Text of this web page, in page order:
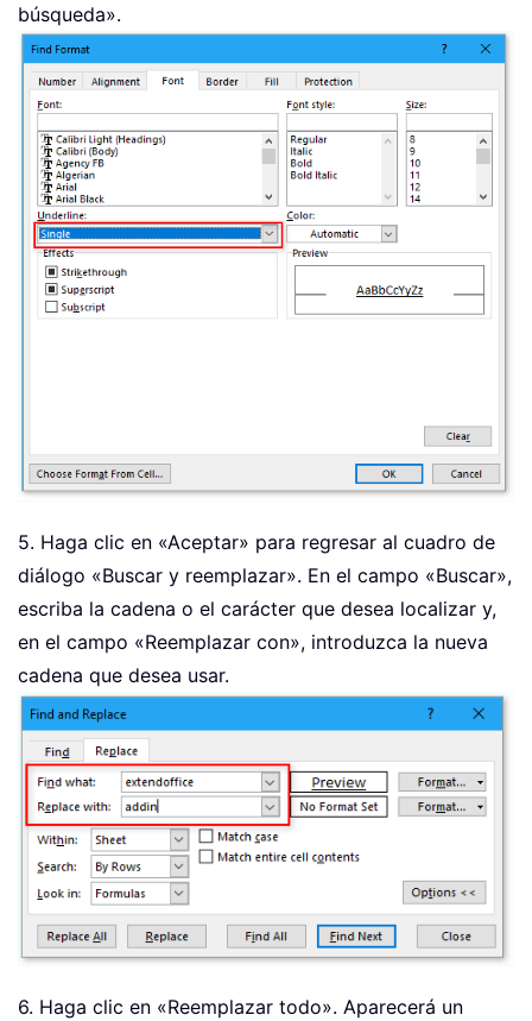
búsqueda».
5. Haga clic en «Aceptar» para regresar al cuadro de
diálogo «Buscar y reemplazar». En el campo «Buscar»,
escriba la cadena o el carácter que desea localizar y,
en el campo «Reemplazar con», introduzca la nueva
cadena que desea usar.
6. Haga clic en «Reemplazar todo». Aparecerá un